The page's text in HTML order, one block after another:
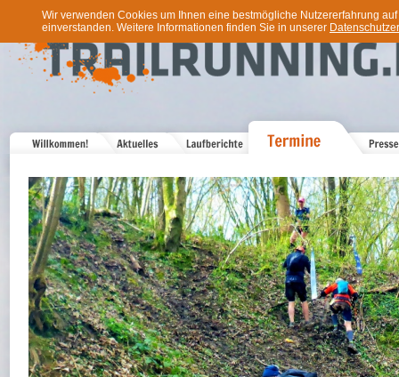
Wir verwenden Cookies um Ihnen eine bestmögliche Nutzererfahrung
einverstanden. Weitere Informationen finden Sie in unserer